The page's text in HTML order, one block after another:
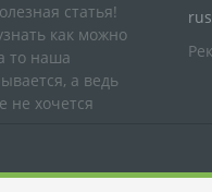
статья!
как можно
то наша
а ведь
не хочется